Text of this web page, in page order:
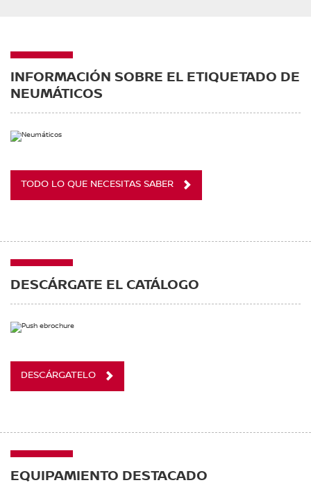
INFORMACIÓN SOBRE EL ETIQUETADO DE
NEUMÁTICOS
TODO LO QUE NECESITAS SABER
DESCÁRGATE EL CATÁLOGO
DESCÁRGATELO
EQUIPAMIENTO DESTACADO